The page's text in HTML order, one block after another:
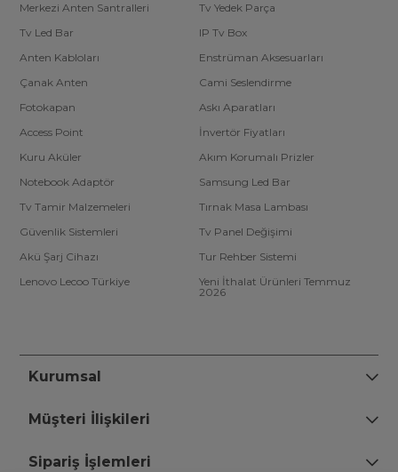
Merkezi Anten Santralleri
Tv Yedek Parça
Tv Led Bar
IP Tv Box
Anten Kabloları
Enstrüman Aksesuarları
Çanak Anten
Cami Seslendirme
Fotokapan
Askı Aparatları
Access Point
İnvertör Fiyatları
Kuru Aküler
Akım Korumalı Prizler
Notebook Adaptör
Samsung Led Bar
Tv Tamir Malzemeleri
Tırnak Masa Lambası
Güvenlik Sistemleri
Tv Panel Değişimi
Akü Şarj Cihazı
Tur Rehber Sistemi
Lenovo Lecoo Türkiye
Yeni İthalat Ürünleri Temmuz
2026
Kurumsal
Müşteri İlişkileri
Sipariş İşlemleri